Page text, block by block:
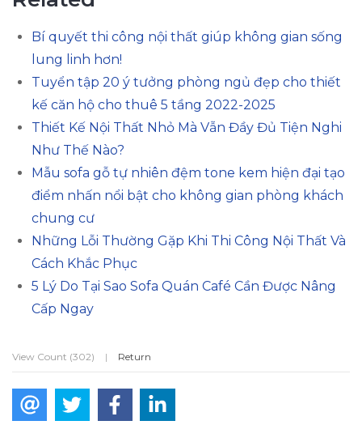
Bí quyết thi công nội thất giúp không gian sống
lung linh hơn!
Tuyển tập 20 ý tưởng phòng ngủ đẹp cho thiết
kế căn hộ cho thuê 5 tầng 2022-2025
Thiết Kế Nội Thất Nhỏ Mà Vẫn Đầy Đủ Tiện Nghi
Như Thế Nào?
Mẫu sofa gỗ tự nhiên đệm tone kem hiện đại tạo
điểm nhấn nổi bật cho không gian phòng khách
chung cư
Những Lỗi Thường Gặp Khi Thi Công Nội Thất Và
Cách Khắc Phục
5 Lý Do Tại Sao Sofa Quán Café Cần Được Nâng
Cấp Ngay
View Count (302) | Return